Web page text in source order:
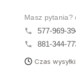
Masz pytania?
577-969-
881-344-
Czas wysyłki: